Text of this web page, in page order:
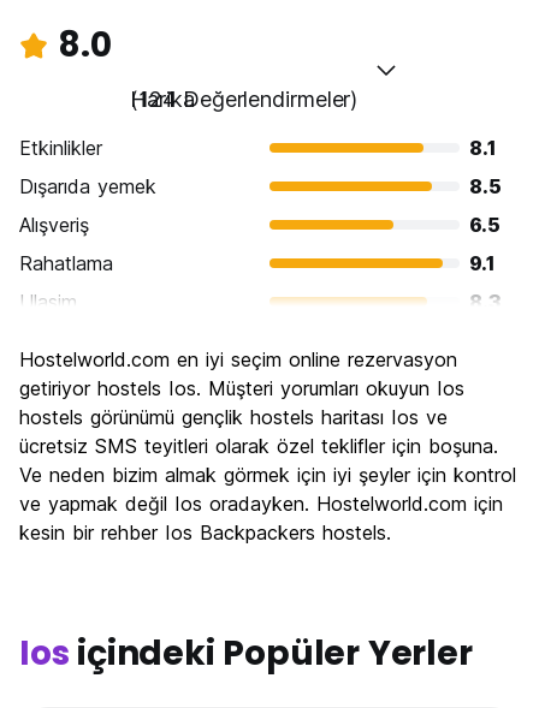
8.0
Harika
(124 Değerlendirmeler)
Etkinlikler
8.1
Dışarıda yemek
8.5
Alışveriş
6.5
Rahatlama
9.1
Ulasim
8.3
Kültür
Gece hayatı
Ekonomik
8.7
Hostelworld.com en iyi seçim online rezervasyon
getiriyor hostels Ios. Müşteri yorumları okuyun Ios
hostels görünümü gençlik hostels haritası Ios ve
ücretsiz SMS teyitleri olarak özel teklifler için boşuna.
Ve neden bizim almak görmek için iyi şeyler için kontrol
ve yapmak değil Ios oradayken. Hostelworld.com için
kesin bir rehber Ios Backpackers hostels.
Ios içindeki Popüler Yerler